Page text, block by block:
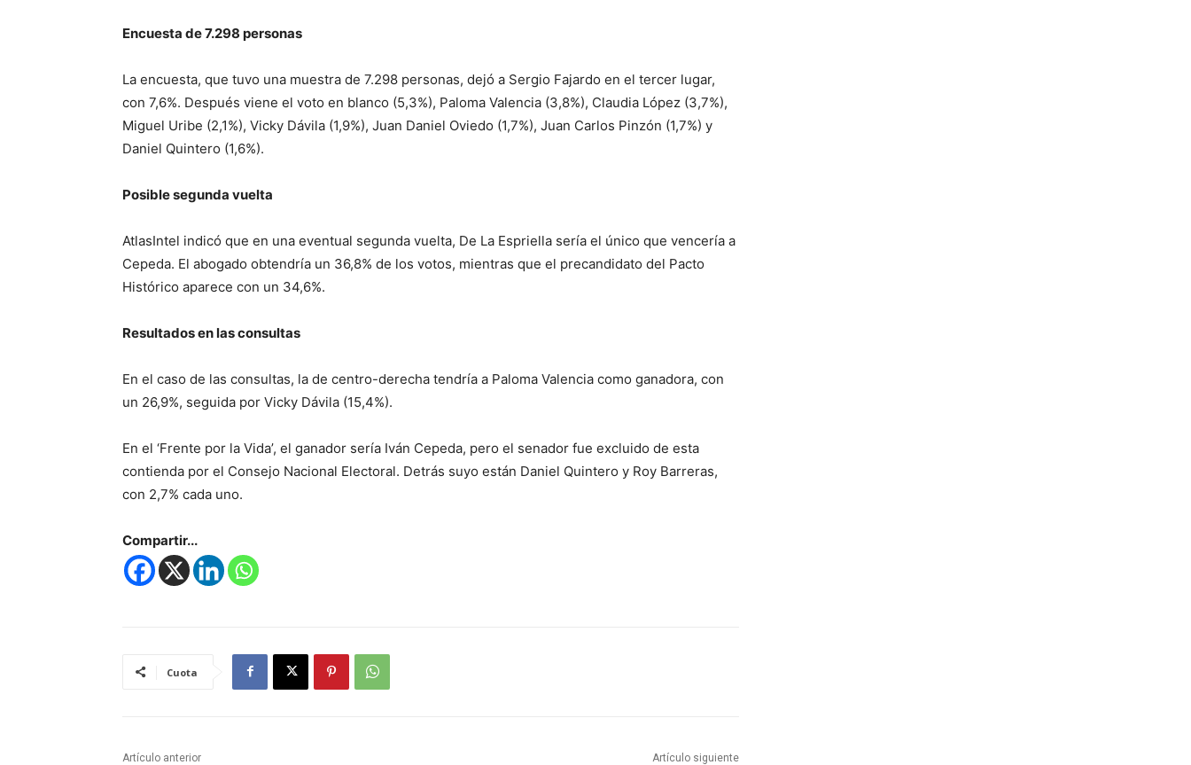
Encuesta de 7.298 personas
La encuesta, que tuvo una muestra de 7.298 personas, dejó a Sergio Fajardo en el tercer lugar,
con 7,6%. Después viene el voto en blanco (5,3%), Paloma Valencia (3,8%), Claudia López (3,7%),
Miguel Uribe (2,1%), Vicky Dávila (1,9%), Juan Daniel Oviedo (1,7%), Juan Carlos Pinzón (1,7%) y
Daniel Quintero (1,6%).
Posible segunda vuelta
AtlasIntel indicó que en una eventual segunda vuelta, De La Espriella sería el único que vencería a
Cepeda. El abogado obtendría un 36,8% de los votos, mientras que el precandidato del Pacto
Histórico aparece con un 34,6%.
Resultados en las consultas
En el caso de las consultas, la de centro-derecha tendría a Paloma Valencia como ganadora, con
un 26,9%, seguida por Vicky Dávila (15,4%).
En el ‘Frente por la Vida’, el ganador sería Iván Cepeda, pero el senador fue excluido de esta
contienda por el Consejo Nacional Electoral. Detrás suyo están Daniel Quintero y Roy Barreras,
con 2,7% cada uno.
Compartir...
Cuota
Artículo anterior Artículo siguiente